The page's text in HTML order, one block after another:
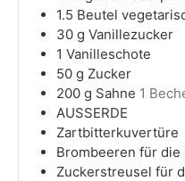
1.5 Beutel
30 g Vanillezucker
1 Vanilleschote
50 g Zucker
200 g Sahne 1
AUSSERDE
Zartbitterkuvertüre
Brombeeren für die
Zuckerstreusel für